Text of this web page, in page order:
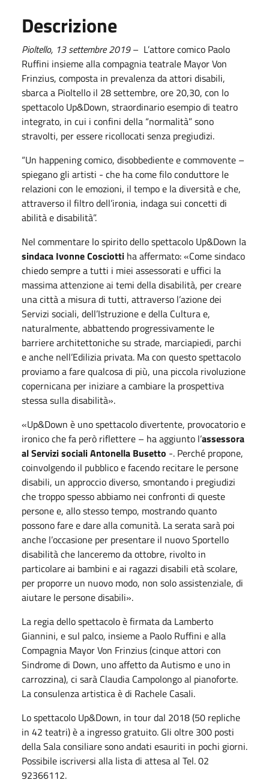
Descrizione
Pioltello, 13 settembre2019– L’attore comico Paolo
Ruffini insieme alla compagnia teatrale Mayor Von
Frinzius, composta in prevalenza da attori disabili,
sbarca a Pioltello il 28 settembre, ore 20,30, con lo
spettacolo Up&Down, straordinario esempio di teatro
integrato, in cui i confini della “normalità” sono
stravolti, per essere ricollocati senza pregiudizi.
“Un happening comico, disobbediente e commovente –
spiegano gli artisti - che ha come filo conduttore le
relazioni con le emozioni, il tempo e la diversità e che,
attraverso il filtro dell’ironia, indaga sui concetti di
abilità e disabilità”.
Nel commentare lo spirito dello spettacolo Up&Down la
sindaca Ivonne Cosciotti ha affermato: «Come sindaco
chiedo sempre a tutti i miei assessorati e uffici la
massima attenzione ai temi della disabilità, per creare
una città a misura di tutti, attraverso l’azione dei
Servizi sociali, dell’Istruzione e della Cultura e,
naturalmente, abbattendo progressivamente le
barriere architettoniche su strade, marciapiedi, parchi
e anche nell’Edilizia privata. Ma con questo spettacolo
proviamo a fare qualcosa di più, una piccola rivoluzione
copernicana per iniziare a cambiare la prospettiva
stessa sulla disabilità».
«Up&Down è uno spettacolo divertente, provocatorio e
ironico che fa però riflettere – ha aggiunto l’assessora
al Servizi sociali Antonella Busetto -. Perché propone,
coinvolgendo il pubblico e facendo recitare le persone
disabili, un approccio diverso, smontando i pregiudizi
che troppo spesso abbiamo nei confronti di queste
persone e, allo stesso tempo, mostrando quanto
possono fare e dare alla comunità. La serata sarà poi
anche l’occasione per presentare il nuovo Sportello
disabilità che lanceremo da ottobre, rivolto in
particolare ai bambini e ai ragazzi disabili età scolare,
per proporre un nuovo modo, non solo assistenziale, di
aiutare le persone disabili».
La regia dello spettacolo è firmata da Lamberto
Giannini, e sul palco, insieme a Paolo Ruffini e alla
Compagnia Mayor Von Frinzius (cinque attori con
Sindrome di Down, uno affetto da Autismo e uno in
carrozzina), ci sarà Claudia Campolongo al pianoforte.
La consulenza artistica è di Rachele Casali.
Lo spettacolo Up&Down, in tour dal 2018 (50 repliche
in 42 teatri) è a ingresso gratuito. Gli oltre 300 posti
della Sala consiliare sono andati esauriti in pochi giorni.
Possibile iscriversi alla lista di attesa al Tel. 02
92366112.